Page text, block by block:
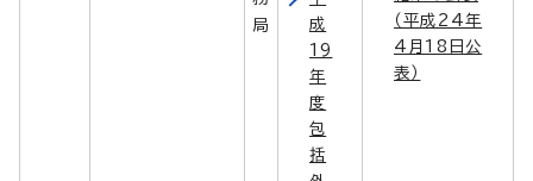
局
成
19
年
度
包
括
（平成24年
4月18日公
表）